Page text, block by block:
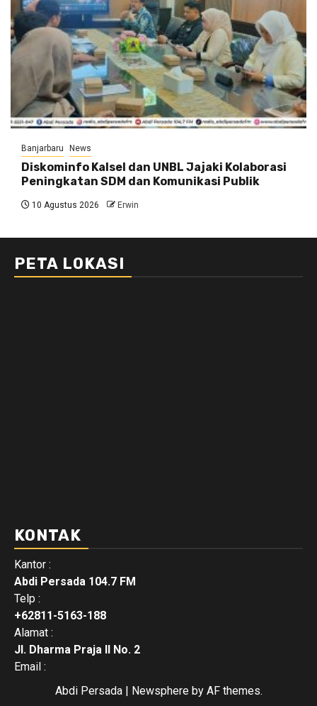
Banjarbaru News
Diskominfo Kalsel dan UNBL Jajaki Kolaborasi
Peningkatan SDM dan Komunikasi Publik
10 Agustus 2026 Erwin
PETA LOKASI
KONTAK
Kantor :
Abdi Persada 104.7 FM
Telp :
+62811-5163-188
Alamat :
Jl. Dharma Praja II No. 2
Email :
Abdi Persada | Newsphereby AF themes.